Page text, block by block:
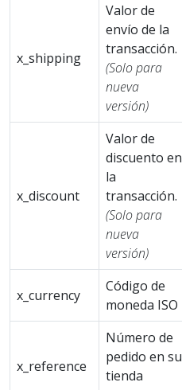
x_shipping
Valor de
envío de la
transacción.
(Solo para
nueva
versión)
x_discount
Valor de
discuento en
la
transacción.
(Solo para
nueva
versión)
x_currency
Código de
moneda ISO
x_reference
Número de
pedido en su
tienda